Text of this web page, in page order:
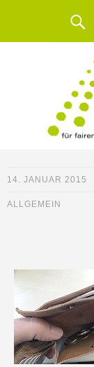
14. JANUAR 2015
ALLGEMEIN